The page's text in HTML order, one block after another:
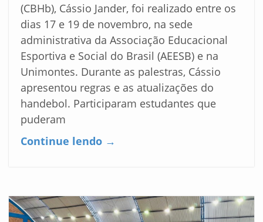
(CBHb), Cássio Jander, foi realizado entre os
dias 17 e 19 de novembro, na sede
administrativa da Associação Educacional
Esportiva e Social do Brasil (AEESB) e na
Unimontes. Durante as palestras, Cássio
apresentou regras e as atualizações do
handebol. Participaram estudantes que
puderam
Continue lendo →